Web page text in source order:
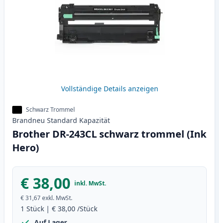
Vollständige Details anzeigen
Schwarz Trommel
Brandneu Standard Kapazität
Brother DR-243CL schwarz trommel (Ink
Hero)
€ 38,00 inkl. MwSt.
€ 31,67exkl. MwSt.
1 Stück | € 38,00 /Stück